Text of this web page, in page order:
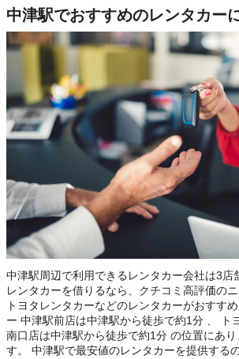
中津駅でおすすめのレンタカー
中津駅周辺で利用できるレンタカー会社は3店
レンタカーを借りるなら、クチコミ高評価の
トヨタレンタカーなどのレンタカーがおすす
ー 中津駅前店は中津駅から徒歩で約1分 、 ト
南口店は中津駅から徒歩で約1分 の位置にあ
す。 中津駅で最安値のレンタカーを提供する